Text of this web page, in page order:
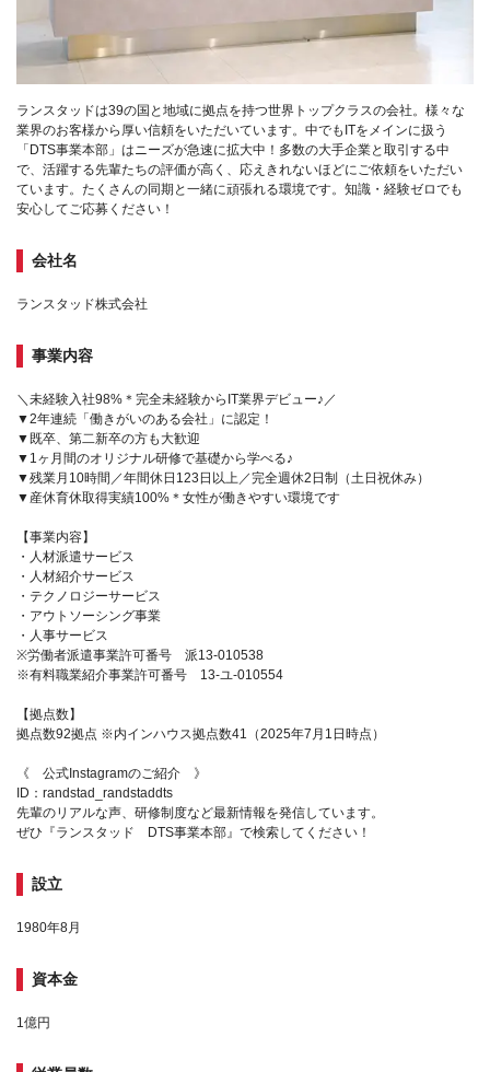
ランスタッドは39の国と地域に拠点を持つ世界トップクラスの会社。様々な
業界のお客様から厚い信頼をいただいています。中でもITをメインに扱う
「DTS事業本部」はニーズが急速に拡大中！多数の大手企業と取引する中
で、活躍する先輩たちの評価が高く、応えきれないほどにご依頼をいただい
ています。たくさんの同期と一緒に頑張れる環境です。知識・経験ゼロでも
安心してご応募ください！
会社名
ランスタッド株式会社
事業内容
＼未経験入社98%＊完全未経験からIT業界デビュー♪／
▼2年連続「働きがいのある会社」に認定！
▼既卒、第二新卒の方も大歓迎
▼1ヶ月間のオリジナル研修で基礎から学べる♪
▼残業月10時間／年間休日123日以上／完全週休2日制（土日祝休み）
▼産休育休取得実績100%＊女性が働きやすい環境です
【事業内容】
・人材派遣サービス
・人材紹介サービス
・テクノロジーサービス
・アウトソーシング事業
・人事サービス
※労働者派遣事業許可番号 派13-010538
※有料職業紹介事業許可番号 13-ユ-010554
【拠点数】
拠点数92拠点 ※内インハウス拠点数41（2025年7月1日時点）
《 公式Instagramのご紹介 》
ID：randstad_randstaddts
先輩のリアルな声、研修制度など最新情報を発信しています。
ぜひ『ランスタッド DTS事業本部』で検索してください！
設立
1980年8月
資本金
1億円